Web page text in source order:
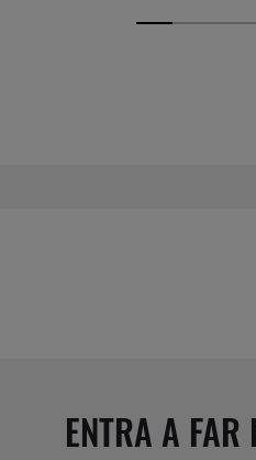
ENTRA A FAR